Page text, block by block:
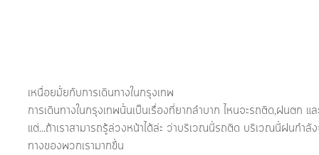
เหนื่อยมั้ยกับการเดินทางในกรุงเทพ
การเดินทางในกรุงเทพนั้นเป็นเรื่องที่ยากลำบาก ไหนจะรถติด,ฝนตก แ
แต่...ถ้าเราสามารถรู้ล่วงหน้าได้ล่ะ ว่าบริเวณนี้รถติด บริเวณนี้ฝนกำลั
ทางของพวกเรามากขึ้น